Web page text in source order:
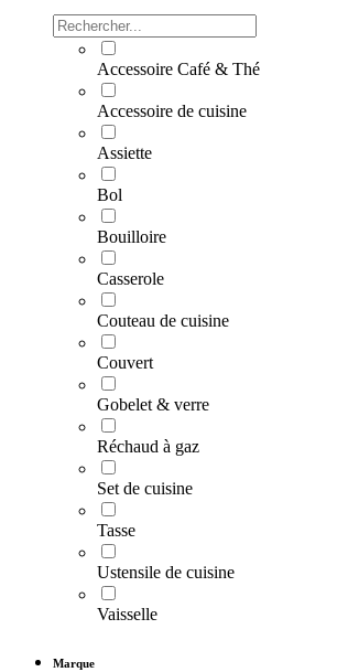
Accessoire Café & Thé
Accessoire de cuisine
Assiette
Bol
Bouilloire
Casserole
Couteau de cuisine
Couvert
Gobelet & verre
Réchaud à gaz
Set de cuisine
Tasse
Ustensile de cuisine
Vaisselle
Marque